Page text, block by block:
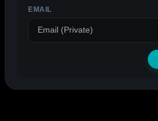
EMAIL